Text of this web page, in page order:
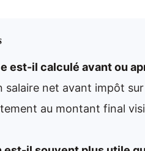
est-il calculé avant ou
salaire net avant impôt
au montant final